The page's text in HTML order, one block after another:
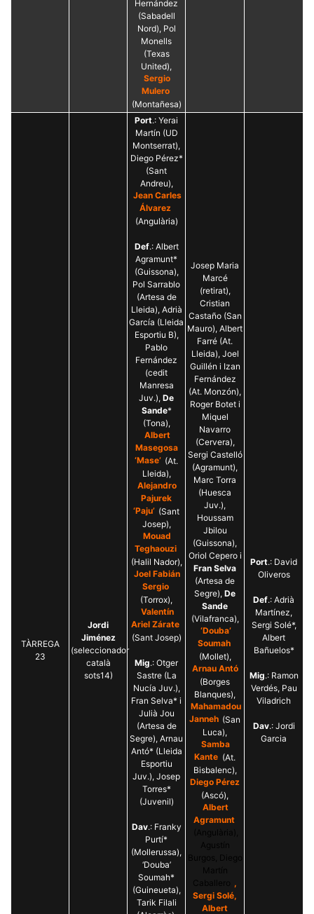
Hernández
(Sabadell
Nord), Pol
Monells
(Texas
United),
Sergio
Mulero
(Montañesa)
TÀRREGA
23
Jordi
Jiménez
(seleccionador
català
sots14)
Port.: Yerai
Martín (UD
Montserrat),
Diego Pérez*
(Sant
Andreu),
Jean Carles
Álvarez
(Angulària)
Def.: Albert
Agramunt*
(Guissona),
Pol Sarrablo
(Artesa de
Lleida), Adrià
García (Lleida
Esportiu B),
Pablo
Fernández
(cedit
Manresa
Juv.), De
Sande*
(Tona),
Albert
Masegosa
‘Mase’ (At.
Lleida),
Alejandro
Pajurek
‘Paju’ (Sant
Josep),
Mouad
Teghaouzi
(Halil Nador),
Joel Fabián
Sergio
(Torrox),
Valentín
Ariel Zárate
(Sant Josep)
Mig.: Otger
Sastre (La
Nucía Juv.),
Fran Selva* i
Julià Jou
(Artesa de
Segre), Arnau
Antó* (Lleida
Esportiu
Juv.), Josep
Torres*
(Juvenil)
Dav.: Franky
Purtí*
(Mollerussa),
‘Douba’
Soumah*
(Guineueta),
Tarik Filali
Josep Maria
Marcé
(retirat),
Cristian
Castaño (San
Mauro), Albert
Farré (At.
Lleida), Joel
Guillén i Izan
Fernández
(At. Monzón),
Roger Botet i
Miquel
Navarro
(Cervera),
Sergi Castelló
(Agramunt),
Marc Torra
(Huesca
Juv.),
Houssam
Jbilou
(Guissona),
Oriol Cepero i
Fran Selva
(Artesa de
Segre), De
Sande
(Vilafranca),
‘Douba’
Soumah
(Mollet),
Arnau Antó
(Borges
Blanques),
Mahamadou
Janneh (San
Luca),
Samba
Kante (At.
Bisbalenc),
Diego Pérez
(Ascó),
Albert
Agramunt
,
Sergi Solé,
Albert
Port.: David
Oliveros
Def.: Adrià
Martínez,
Sergi Solé*,
Albert
Bañuelos*
Mig.: Ramon
Verdés, Pau
Viladrich
Dav.: Jordi
Garcia